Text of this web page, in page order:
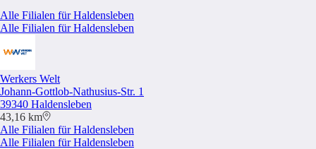
Alle Filialen für Haldensleben
Alle Filialen für Haldensleben
Werkers Welt
Johann-Gottlob-Nathusius-Str. 1
39340 Haldensleben
43,16 km
Alle Filialen für Haldensleben
Alle Filialen für Haldensleben